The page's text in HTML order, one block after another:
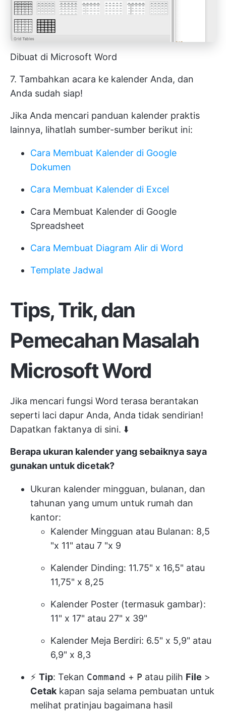
Dibuat di Microsoft Word
7. Tambahkan acara ke kalender Anda, dan
Anda sudah siap!
Jika Anda mencari panduan kalender praktis
lainnya, lihatlah sumber-sumber berikut ini:
Cara Membuat Kalender di Google
Dokumen
Cara Membuat Kalender di Excel
Cara Membuat Kalender di Google
Spreadsheet
Cara Membuat Diagram Alir di Word
Template Jadwal
Tips, Trik, dan
Pemecahan Masalah
Microsoft Word
Jika mencari fungsi Word terasa berantakan
seperti laci dapur Anda, Anda tidak sendirian!
Dapatkan faktanya di sini. ⬇️
Berapa ukuran kalender yang sebaiknya saya
gunakan untuk dicetak?
Ukuran kalender mingguan, bulanan, dan
tahunan yang umum untuk rumah dan
kantor:
Kalender Mingguan atau Bulanan: 8,5
"x 11" atau 7 "x 9
Kalender Dinding: 11.75" x 16,5" atau
11,75" x 8,25
Kalender Poster (termasuk gambar):
11" x 17" atau 27" x 39"
Kalender Meja Berdiri: 6.5" x 5,9" atau
6,9" x 8,3
⚡️ Tip: Tekan Command + P atau pilih File >
Cetak kapan saja selama pembuatan untuk
melihat pratinjau bagaimana hasil